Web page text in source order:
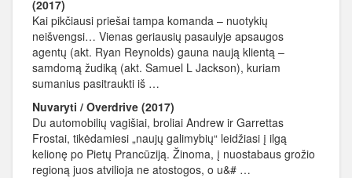
(2017)
Kai pikčiausi priešai tampa komanda – nuotykių
neišvengsi… Vienas geriausių pasaulyje apsaugos
agentų (akt. Ryan Reynolds) gauna naują klientą –
samdomą žudiką (akt. Samuel L Jackson), kuriam
sumanius pasitraukti iš …
Nuvaryti / Overdrive (2017)
Du automobilių vagišiai, broliai Andrew ir Garrettas
Frostai, tikėdamiesi „naujų galimybių“ leidžiasi į ilgą
kelionę po Pietų Prancūziją. Žinoma, į nuostabaus grožio
regioną juos atvilioja ne atostogos, o u&# …